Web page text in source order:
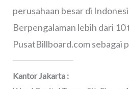
perusahaan besar di
Berpengalaman lebih dari 10
PusatBillboard.com sebagai
Kantor Jakarta :